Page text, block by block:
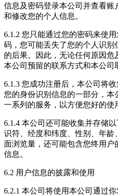
信息及密码登录本公司并查看
和修改您的个人信息。
6.1.2 您只能通过您的密码来使
码，您可能丢失了您的个人识别
的后果。因此，无论任何原因
本公司预留的联系方式和本公司
6.1.3 您成功注册后，本公司将
您的身份识别信息的一部分，
一系列的服务，以方便您好的使
6.1.4 本公司还可能收集并存储
识符、经度和纬度、性别、年
面浏览量，还可能包含您终用户
信息。
6.2 用户信息的披露和使用
6.2.1 本公司将使用本公司通过